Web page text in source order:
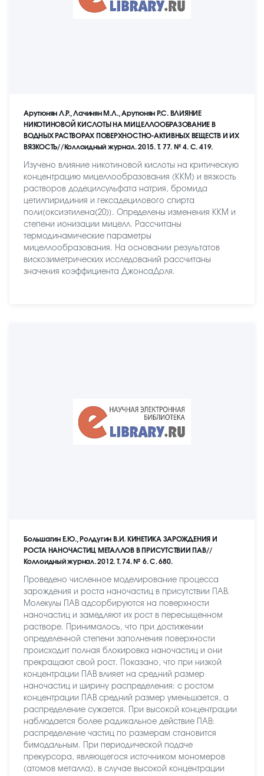
Арутюнян Л.Р., Лачинян М.Л., Арутюнян Р.С. ВЛИЯНИЕ
НИКОТИНОВОЙ КИСЛОТЫ НА МИЦЕЛЛООБРАЗОВАНИЕ В
ВОДНЫХ РАСТВОРАХ ПОВЕРХНОСТНО-АКТИВНЫХ ВЕЩЕСТВ И ИХ
ВЯЗКОСТЬ//Коллоидный журнал. 2015. Т. 77. № 4. С. 419.
Изучено влияние никотиновой кислоты на критическую
концентрацию мицеллообразования (ККМ) и вязкость
растворов додецилсульфата натрия, бромида
цетилпиридиния и гексадецилового спирта
поли[оксиэтилена(20)]. Определены изменения ККМ и
степени ионизации мицелл. Рассчитаны
термодинамические параметры
мицеллообразования. На основании результатов
вискозиметрических исследований рассчитаны
значения коэффициента ДжонсаДоля.
Большагин Е.Ю., Ролдугин В.И. КИНЕТИКА ЗАРОЖДЕНИЯ И
РОСТА НАНОЧАСТИЦ МЕТАЛЛОВ В ПРИСУТСТВИИ ПАВ//
Коллоидный журнал. 2012. Т. 74. № 6. С. 680.
Проведено численное моделирование процесса
зарождения и роста наночастиц в присутствии ПАВ.
Молекулы ПАВ адсорбируются на поверхности
наночастиц и замедляют их рост в пересыщенном
растворе. Принималось, что при достижении
определенной степени заполнения поверхности
происходит полная блокировка наночастиц и они
прекращают свой рост. Показано, что при низкой
концентрации ПАВ влияет на средний размер
наночастиц и ширину распределения: с ростом
концентрации ПАВ средний размер уменьшается, а
распределение сужается. При высокой концентрации
наблюдается более радикальное действие ПАВ:
распределение частиц по размерам становится
бимодальным. При периодической подаче
прекурсора, являющегося источником мономеров
(атомов металла), в случае высокой концентрации